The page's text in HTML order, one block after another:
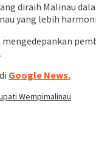
diraih Malinau
yang lebih
Google News.
Wempimalinau